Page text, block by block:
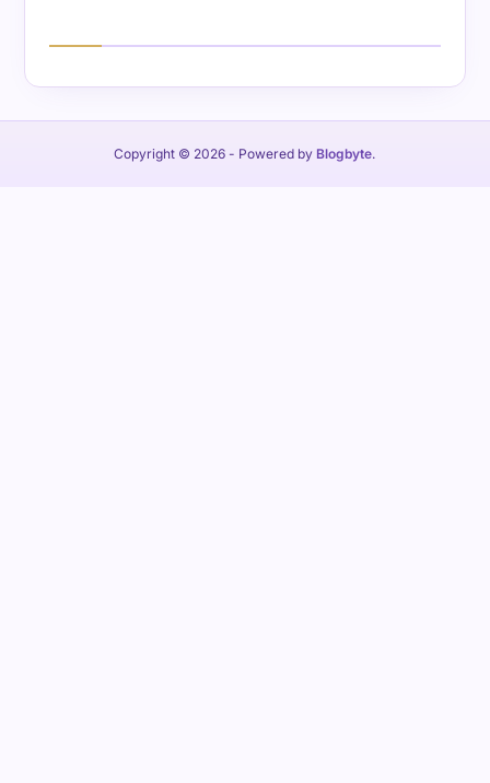
Copyright © 2026 - Powered by Blogbyte.